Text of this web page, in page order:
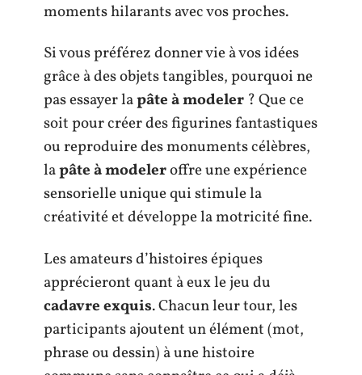
moments hilarants avec vos proches.
Si vous préférez donner vie à vos idées
grâce à des objets tangibles, pourquoi ne
pas essayer lapâte à modeler ? Que ce
soit pour créer des figurines fantastiques
ou reproduire des monuments célèbres,
lapâte à modeleroffre une expérience
sensorielle unique qui stimule la
créativité et développe la motricité fine.
Les amateurs d’histoires épiques
apprécieront quant à eux le jeu du
cadavre exquis. Chacun leur tour, les
participants ajoutent un élément (mot,
phrase ou dessin) à une histoire